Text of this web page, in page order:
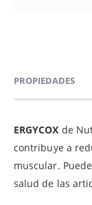
PROPIEDADES
ERGYCOX de
contribuye a
muscular.
salud de las